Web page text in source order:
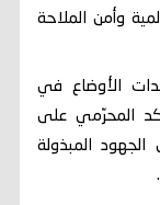
وأمن الملاحة
الأوضاع في
المحرّمي على
المبذولة